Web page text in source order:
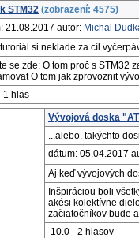
STM32 (zobrazení: 4575)
21.08.2017 autor: Michal
si neklade za cíl
se zde: O tom proč s STM32
O tom jak zprovoznit
1 hlas
Vývojová doska
...alebo, takýchto
dátum: 05.04.2017
Aj keď vývojových
Inšpiráciou boli
akési kolektívne
začiatočníkov bude
10.0 - 2 hlasov